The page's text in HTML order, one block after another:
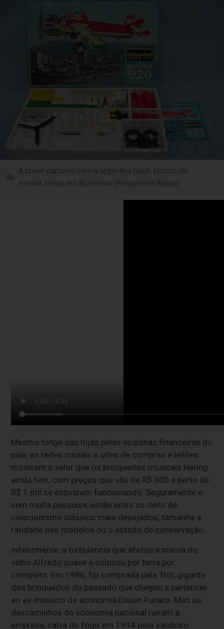
A breve parceria com a argentina Rasti: blocos de
montar feitos em Blumenau (Brinquedos Raros)
Mesmo longe das lojas pelas esquinas financeiras do
país, as redes sociais e sites de compras e leilões
mostram o valor que os brinquedos musicais Hering
ainda tem, com preços que vão de R$ 300 a perto de
R$ 1 mil se estiverem funcionando. Seguramente e
sem muita pesquisa, estão entre os itens de
colecionismo clássico mais desejados, tamanha a
raridade dos modelos ou o estado de conservação.
Infelizmente, a turbulencia que afetou a marca do
velho Alfredo quase a colocou por terra por
completo. Em 1986, foi comprada pela Trol, gigante
dos brinquedos do passado que chegou a pertencer
ao ex-ministro da economia Dilson Funaro. Mas os
descaminhos da economia nacional ruíram a
empresa, salva do fogo em 1994 pelo saudoso